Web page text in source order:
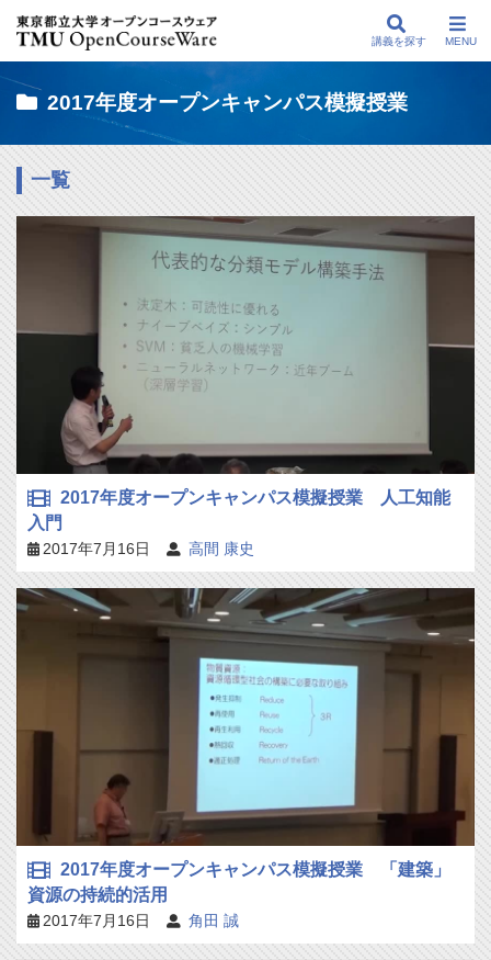
講義を探す MENU
2017年度オープンキャンパス模擬授業
一覧
2017年度オープンキャンパス模擬授業 人工知能
入門
2017年7月16日 高間 康史
2017年度オープンキャンパス模擬授業 「建築」
資源の持続的活用
2017年7月16日 角田 誠